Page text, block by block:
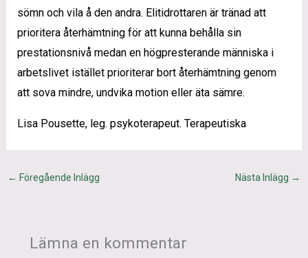
sömn och vila å den andra. Elitidrottaren är tränad att
prioritera återhämtning för att kunna behålla sin
prestationsnivå medan en högpresterande människa i
arbetslivet istället prioriterar bort återhämtning genom
att sova mindre, undvika motion eller äta sämre.
Lisa Pousette, leg. psykoterapeut. Terapeutiska
← Föregående Inlägg Nästa Inlägg →
Lämna en kommentar